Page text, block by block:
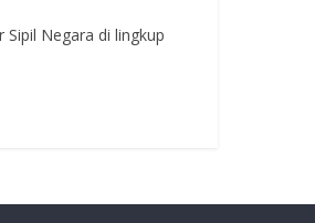
Negara di lingkup